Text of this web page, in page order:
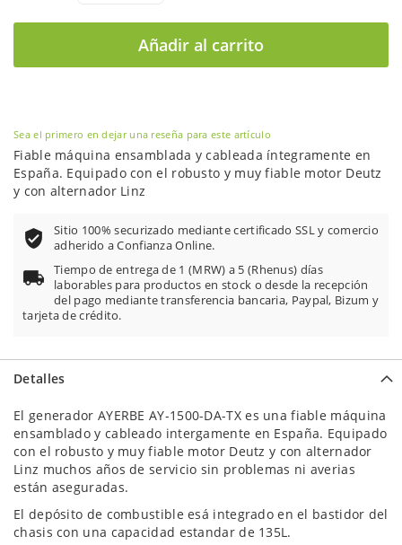
Añadir al carrito
Sea el primero en dejar una reseña para este artículo
Fiable máquina ensamblada y cableada íntegramente en
España. Equipado con el robusto y muy fiable motor Deutz
y con alternador Linz
Sitio 100% securizado mediante certificado SSL y comercio
adherido a Confianza Online.
Tiempo de entrega de 1 (MRW) a 5 (Rhenus) días
laborables para productos en stock o desde la recepción
del pago mediante transferencia bancaria, Paypal, Bizum y
tarjeta de crédito.
Detalles
El generador AYERBE AY-1500-DA-TX es una fiable máquina
ensamblado y cableado intergamente en España. Equipado
con el robusto y muy fiable motor Deutz y con alternador
Linz muchos años de servicio sin problemas ni averias
están aseguradas.
El depósito de combustible esá integrado en el bastidor del
chasis con una capacidad estandar de 135L.